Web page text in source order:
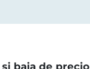
si baja de precio